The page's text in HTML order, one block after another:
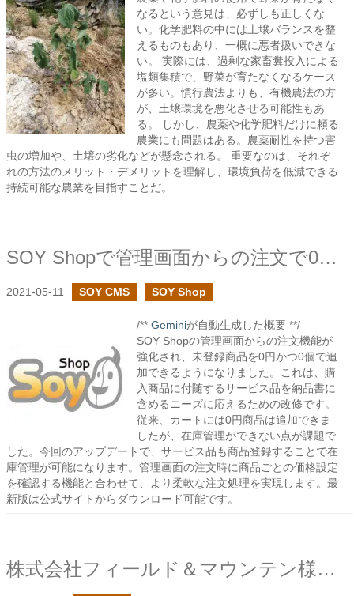
なるという意見は、必ずしも正しくな
い。化学肥料の中には土壌バランスを整
えるものもあり、一概に悪者扱いできな
い。 実際には、過剰な家畜糞投入による
塩類集積で、野菜が育たなくなるケース
が多い。慣行農法よりも、有機農法の方
が、土壌環境を悪化させる可能性もあ
る。 しかし、農薬や化学肥料だけに頼る
農業にも問題はある。農薬耐性を持つ害
虫の増加や、土壌の劣化などが懸念される。 重要なのは、それぞ
れの方法のメリット・デメリットを理解し、環境負荷を低減できる
持続可能な農業を目指すことだ。
SOY Shopで管理画面からの注文で0円商品の追加の設定を設けました
2021-05-11 SOY CMS SOY Shop
/** Geminiが自動生成した概要 **/
SOY Shopの管理画面からの注文機能が
強化され、未登録商品を0円かつ0個で追
加できるようになりました。これは、購
入商品に付随するサービス品を納品書に
含めるニーズに応えるための改修です。
従来、カートには0円商品は追加できま
したが、在庫管理ができない点が課題で
した。今回のアップデートで、サービス品も商品登録することで在
庫管理が可能になります。管理画面の注文時に商品ごとの価格設定
を確認する機能と合わせて、より柔軟な注文処理を実現します。最
新版は公式サイトからダウンロード可能です。
株式会社フィールド＆マウンテン様のヤマトリップショップの制作を行いました